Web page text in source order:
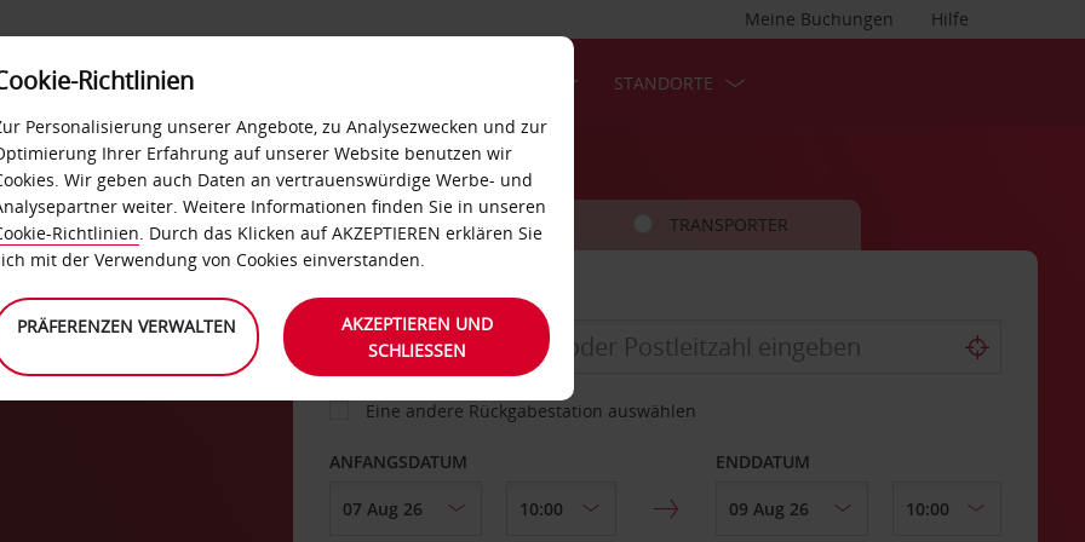
Hilfe
Meine Buchungen
SELF-SERVICES STANDORTE
FAHRZEUG TRANSPORTER
ABHOLEN VON
Eine andere Rückgabestation auswählen
ANFANGSDATUM ENDDATUM
Richtlinien
Personalisierung unserer Angebote, zu Analysezwecken und zur
Ihrer Erfahrung auf unserer Website benutzen wir
Wir geben auch Daten an vertrauenswürdige Werbe- und
weiter. Weitere Informationen finden Sie in unseren
Richtlinien. Durch das Klicken auf AKZEPTIEREN erklären Sie
mit der Verwendung von Cookies einverstanden.
PRÄFERENZEN VERWALTEN
AKZEPTIEREN UND
SCHLIESSEN